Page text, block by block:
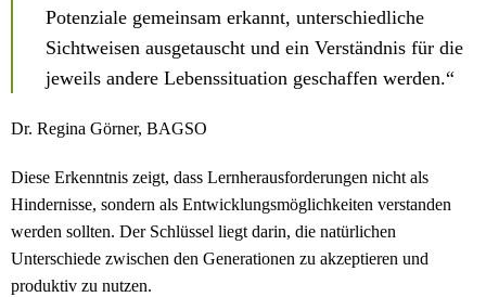
Potenziale gemeinsam erkannt, unterschiedliche
Sichtweisen ausgetauscht und ein Verständnis für die
jeweils andere Lebenssituation geschaffen werden.“
Dr. Regina Görner, BAGSO
Diese Erkenntnis zeigt, dass Lernherausforderungen nicht als
Hindernisse, sondern als Entwicklungsmöglichkeiten verstanden
werden sollten. Der Schlüssel liegt darin, die natürlichen
Unterschiede zwischen den Generationen zu akzeptieren und
produktiv zu nutzen.